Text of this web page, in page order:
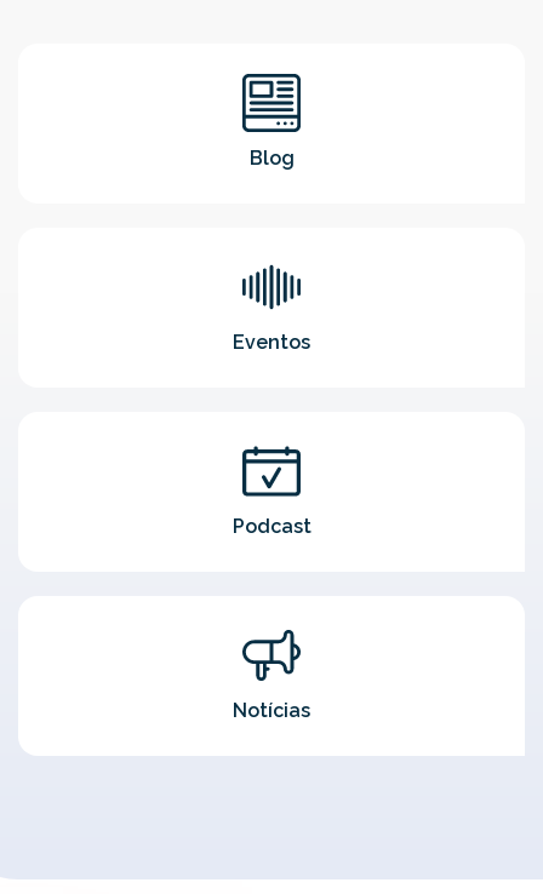
Blog
Eventos
Podcast
Notícias